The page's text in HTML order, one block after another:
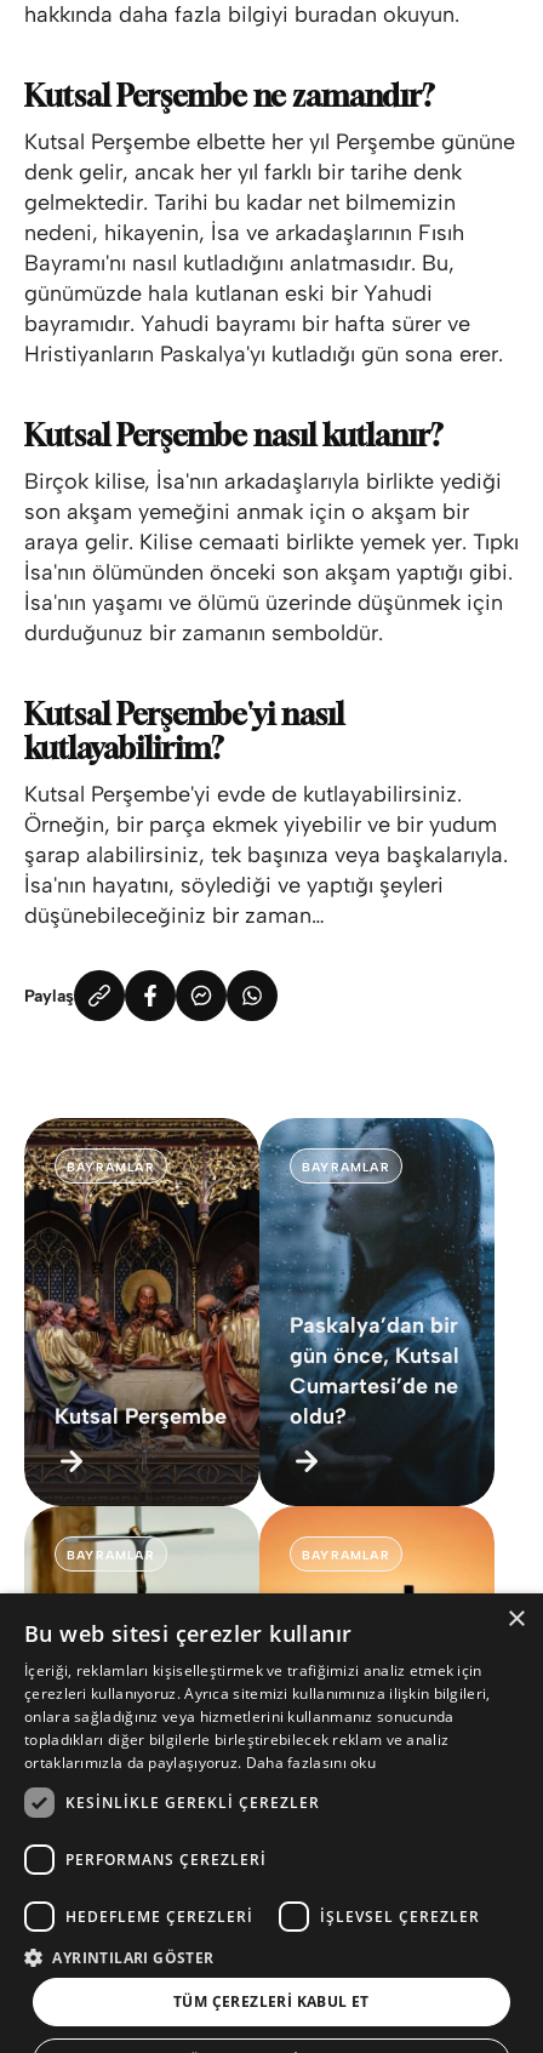
hakkında daha fazla bilgiyi buradan okuyun.
Kutsal Perşembe ne zamandır?
Kutsal Perşembe elbette her yıl Perşembe gününe
denk gelir, ancak her yıl farklı bir tarihe denk
gelmektedir. Tarihi bu kadar net bilmemizin
nedeni, hikayenin, İsa ve arkadaşlarının Fısıh
Bayramı'nı nasıl kutladığını anlatmasıdır. Bu,
günümüzde hala kutlanan eski bir Yahudi
bayramıdır. Yahudi bayramı bir hafta sürer ve
Hristiyanların Paskalya'yı kutladığı gün sona erer.
Kutsal Perşembe nasıl kutlanır?
Birçok kilise, İsa'nın arkadaşlarıyla birlikte yediği
son akşam yemeğini anmak için o akşam bir
araya gelir. Kilise cemaati birlikte yemek yer. Tıpkı
İsa'nın ölümünden önceki son akşam yaptığı gibi.
İsa'nın yaşamı ve ölümü üzerinde düşünmek için
durduğunuz bir zamanın semboldür.
Kutsal Perşembe'yi nasıl
kutlayabilirim?
Kutsal Perşembe'yi evde de kutlayabilirsiniz.
Örneğin, bir parça ekmek yiyebilir ve bir yudum
şarap alabilirsiniz, tek başınıza veya başkalarıyla.
İsa'nın hayatını, söylediği ve yaptığı şeyleri
düşünebileceğiniz bir zaman…
Paylaş
BAYRAMLAR
Kutsal Perşembe
BAYRAMLAR
Paskalya’dan bir
gün önce, Kutsal
Cumartesi’de ne
oldu?
BAYRAMLAR
Paskalya Pazarı
BAYRAMLAR
İyi Cuma'da ne
oldu
Daha fazla göster
×
Bu web sitesi çerezler kullanır
İçeriği, reklamları kişiselleştirmek ve trafiğimizi analiz etmek için
çerezleri kullanıyoruz. Ayrıca sitemizi kullanımınıza ilişkin bilgileri,
onlara sağladığınız veya hizmetlerini kullanmanız sonucunda
topladıkları diğer bilgilerle birleştirebilecek reklam ve analiz
ortaklarımızla da paylaşıyoruz. Daha fazlasını oku
KESINLIKLE GEREKLI ÇEREZLER
PERFORMANS ÇEREZLERI
HEDEFLEME ÇEREZLERI İŞLEVSEL ÇEREZLER
AYRINTILARI GÖSTER
TÜM ÇEREZLERI KABUL ET